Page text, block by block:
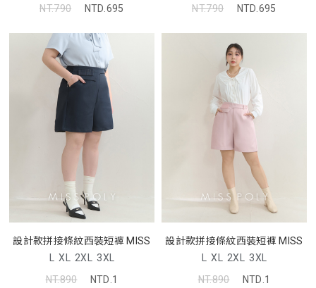
NT.790
NTD.695
NT.790
NTD.695
設計款拼接條紋西裝短褲 MISS
L XL 2XL 3XL
NT.890
NTD.1
設計款拼接條紋西裝短褲 MISS
L XL 2XL 3XL
NT.890
NTD.1